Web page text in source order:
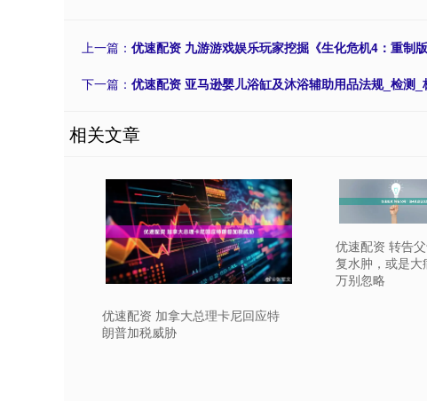
上一篇： 优速配资 九游游戏娱乐玩家挖掘《生化危机4：重制
下一篇： 优速配资 亚马逊婴儿浴缸及沐浴辅助用品法规_检测_
相关文章
优速配资 加拿大总理卡尼回应特
朗普加税威胁
优速配资 转告
复水肿，或是
万别忽略